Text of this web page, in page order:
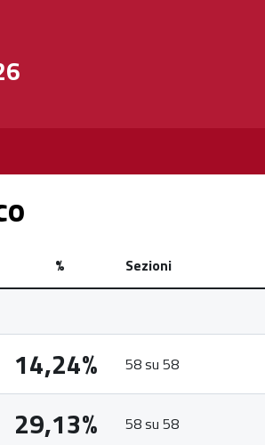
% Sezioni
14,24% 58 su 58
29,13% 58 su 58